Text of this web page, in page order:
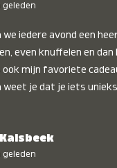
geleden
we iedere avond een
even knuffelen en dan
ook mijn favoriete
weet je dat je iets
geleden